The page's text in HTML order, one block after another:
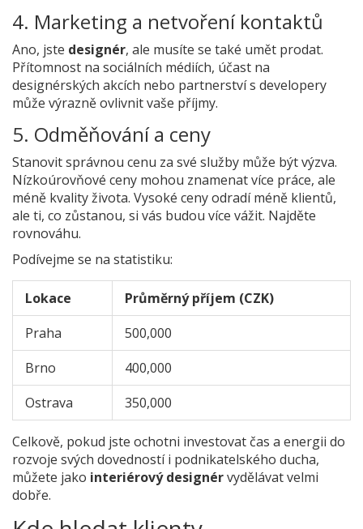
4. Marketing a netvoření kontaktů
Ano, jste designér, ale musíte se také umět prodat.
Přítomnost na sociálních médiích, účast na
designérských akcích nebo partnerství s developery
může výrazně ovlivnit vaše příjmy.
5. Odměňování a ceny
Stanovit správnou cenu za své služby může být výzva.
Nízkoúrovňové ceny mohou znamenat více práce, ale
méně kvality života. Vysoké ceny odradí méně klientů,
ale ti, co zůstanou, si vás budou více vážit. Najděte
rovnováhu.
Podívejme se na statistiku:
Lokace
Průměrný příjem (CZK)
Praha
500,000
Brno
400,000
Ostrava
350,000
Celkově, pokud jste ochotni investovat čas a energii do
rozvoje svých dovedností i podnikatelského ducha,
můžete jako interiérový designérvydělávat velmi
dobře.